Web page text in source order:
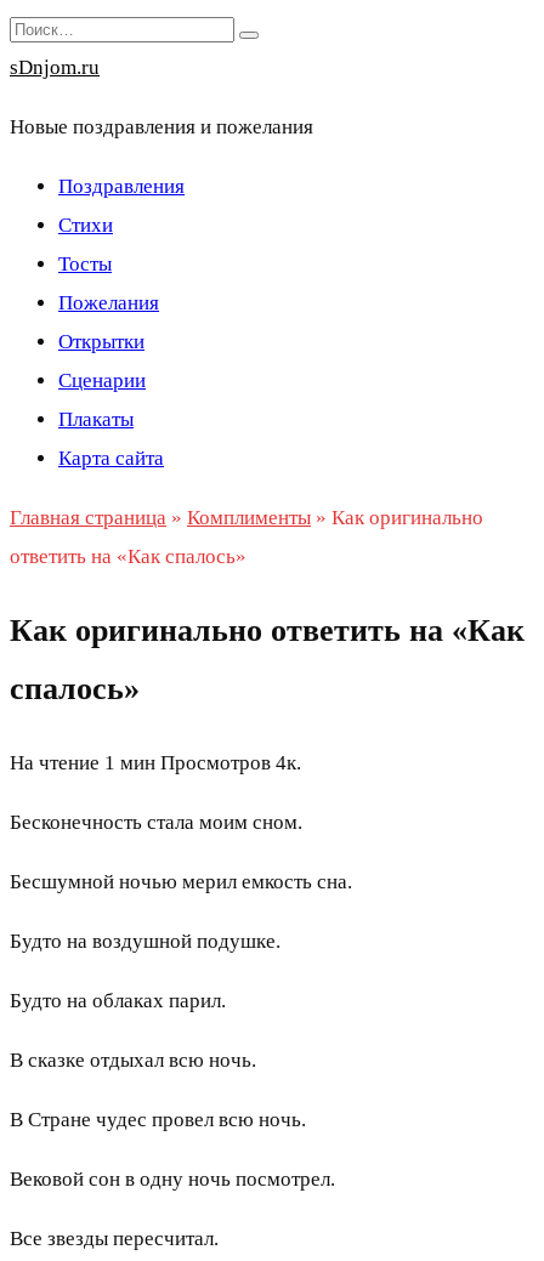
Перейти
к
Search
for:
sDnjom.ru
Новые поздравления и пожелания
Поздравления
Стихи
Тосты
Пожелания
Открытки
Сценарии
Плакаты
Карта сайта
Главная страница » Комплименты » Как оригинально
ответить на «Как спалось»
Как оригинально ответить на «Как
спалось»
На чтение 1 мин Просмотров 4к.
Бесконечность стала моим сном.
Бесшумной ночью мерил емкость сна.
Будто на воздушной подушке.
Будто на облаках парил.
В сказке отдыхал всю ночь.
В Стране чудес провел всю ночь.
Вековой сон в одну ночь посмотрел.
Все звезды пересчитал.